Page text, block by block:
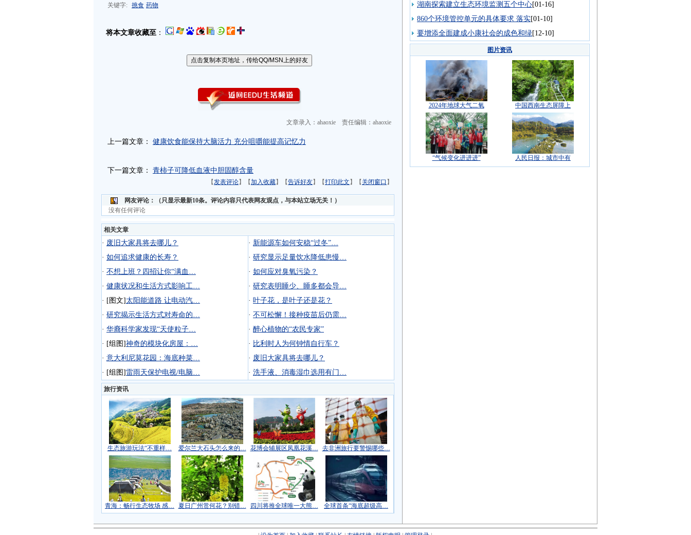
关键字: 挑食 药物
将本文章收藏至 ：
文章录入：ahaoxie 责任编辑：ahaoxie
上一篇文章： 健康饮食能保持大脑活力 充分咀嚼能提高记忆力
下一篇文章： 青柿子可降低血液中胆固醇含量
【发表评论】【加入收藏】【告诉好友】【打印此文 】【 关闭窗口 】
网友评论：
（只显示最新10条。评论内容只代表网友观点，与本站立场无关！）
没有任何评论
相关文章
· 废旧大家具将去哪儿？
· 如何追求健康的长寿？
· 不想上班？四招让你“满血…
· 健康状况和生活方式影响工…
· [图文] 太阳能道路 让电动汽…
· 研究揭示生活方式对寿命的…
· 华裔科学家发现“天使粒子…
· [组图]神奇的模块化房屋：…
· 意大利尼莫花园：海底种菜…
· [组图]雷雨天保护电视/电脑…
· 新能源车如何安稳“过冬”…
· 研究显示足量饮水降低患慢…
· 如何应对臭氧污染？
· 研究表明睡少、睡多都会导…
· 叶子花，是叶子还是花？
· 不可松懈！接种疫苗后仍需…
· 醉心植物的“农民专家”
· 比利时人为何钟情自行车？
· 废旧大家具将去哪儿？
· 洗手液、消毒湿巾选用有门…
旅行资讯
生态旅游玩法“不重样… 爱尔兰大石头怎么来的… 花博会辅展区凤凰花溪… 去非洲旅行要警惕哪些…
青海：畅行生态牧场 感… 夏日广州赏何花？别错… 四川将推全球唯一大熊… 全球首条“海底超级高…
湖南探索建立生态环境监测五个中心[01-16]
860个环境管控单元的具体要求 落实[01-10]
要增添全面建成小康社会的成色和绿[12-10]
图片资讯
2024年地球大气二氧 中国西南生态屏障上
“气候变化进进进” 人民日报：城市中有